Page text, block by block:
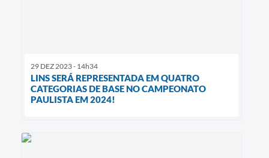
29 DEZ 2023 - 14h34
LINS SERÁ REPRESENTADA EM QUATRO
CATEGORIAS DE BASE NO CAMPEONATO
PAULISTA EM 2024!